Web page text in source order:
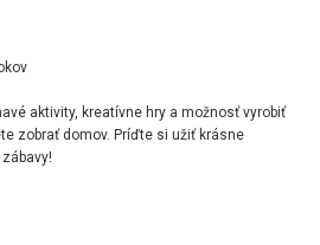
aktivity, kreatívne hry a možnosť vyrobiť
zobrať domov. Príďte si užiť krásne